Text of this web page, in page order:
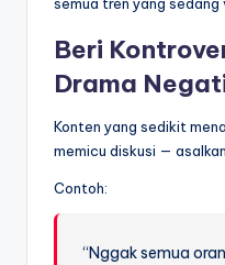
Beri
Drama
Konten yang sedikit
memicu diskusi —
Contoh:
“Nggak semua